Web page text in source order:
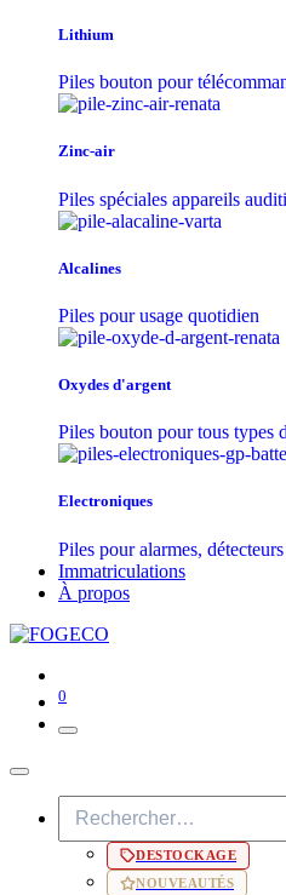
Lithium
Piles bouton pour
Zinc-air
Piles spéciales appareils
Alcalines
Piles pour usage quotidien
Oxydes d'argent
Piles bouton pour tous types
Electroniques
Piles pour alarmes,
Immatriculations
À propos
0
DESTOCKAGE
NOUVEAUTÉS